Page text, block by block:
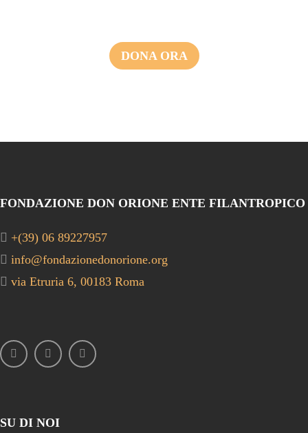
DONA ORA
FONDAZIONE DON ORIONE ENTE FILANTROPICO
+(39) 06 89227957
info@fondazionedonorione.org
via Etruria 6, 00183 Roma
SU DI NOI